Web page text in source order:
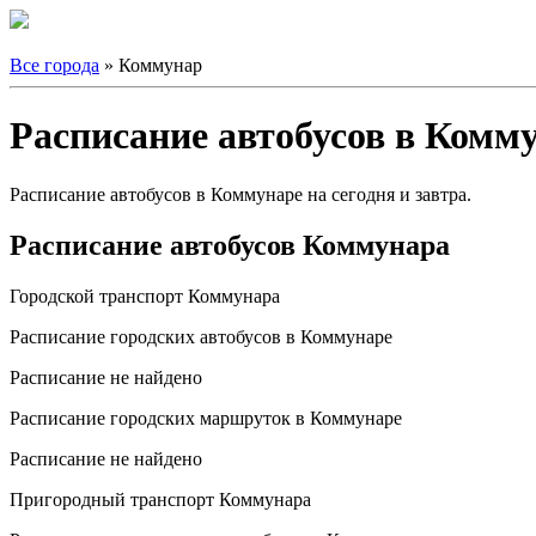
Все города » Коммунар
Расписание автобусов в
Расписание автобусов в Коммунаре на сегодня и завтра.
Расписание автобусов Коммунара
Городской транспорт Коммунара
Расписание городских автобусов в Коммунаре
Расписание не найдено
Расписание городских маршруток в Коммунаре
Расписание не найдено
Пригородный транспорт Коммунара